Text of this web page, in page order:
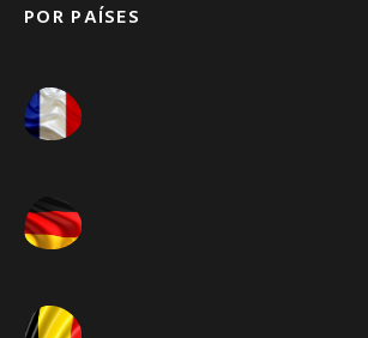
POR PAÍSES